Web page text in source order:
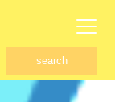
search